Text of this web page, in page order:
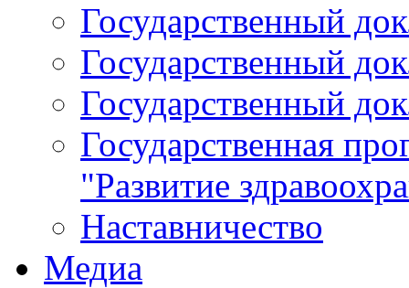
Государственный
Государственный
Государственный
Государственная
"Развитие
Наставничество
Медиа